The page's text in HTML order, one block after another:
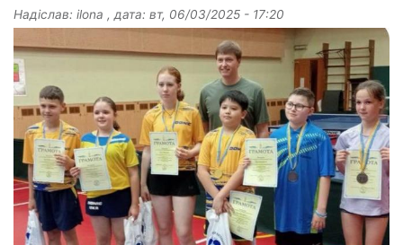
Надіслав: ilona , дата: вт, 06/03/2025 - 17:20